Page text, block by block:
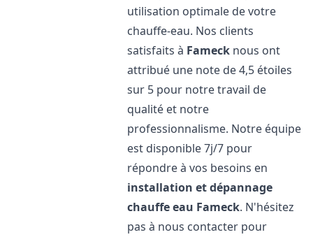
utilisation optimale de votre
chauffe-eau. Nos clients
satisfaits à Fameck nous ont
attribué une note de 4,5 étoiles
sur 5 pour notre travail de
qualité et notre
professionnalisme. Notre équipe
est disponible 7j/7 pour
répondre à vos besoins en
installation et dépannage
chauffe eau Fameck. N'hésitez
pas à nous contacter pour